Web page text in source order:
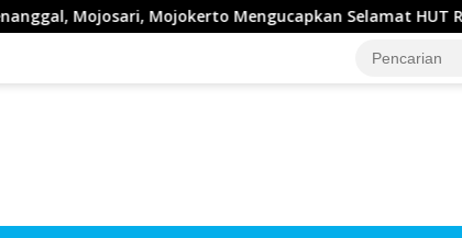
Mengucapkan Selamat HUT RI ke-81 Tahun 2026